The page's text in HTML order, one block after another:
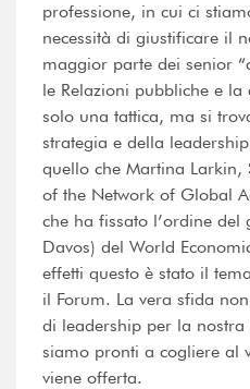
professione, in cui ci
necessità di giustificare il
maggior parte dei senior
le Relazioni pubbliche e
solo una tattica, ma si
strategia e della
quello che Martina Larkin,
of the Network of Global
che ha fissato l’ordine
Davos) del World
effetti questo è stato il
il Forum. La vera sfida
di leadership per la
siamo pronti a cogliere al
viene offerta.